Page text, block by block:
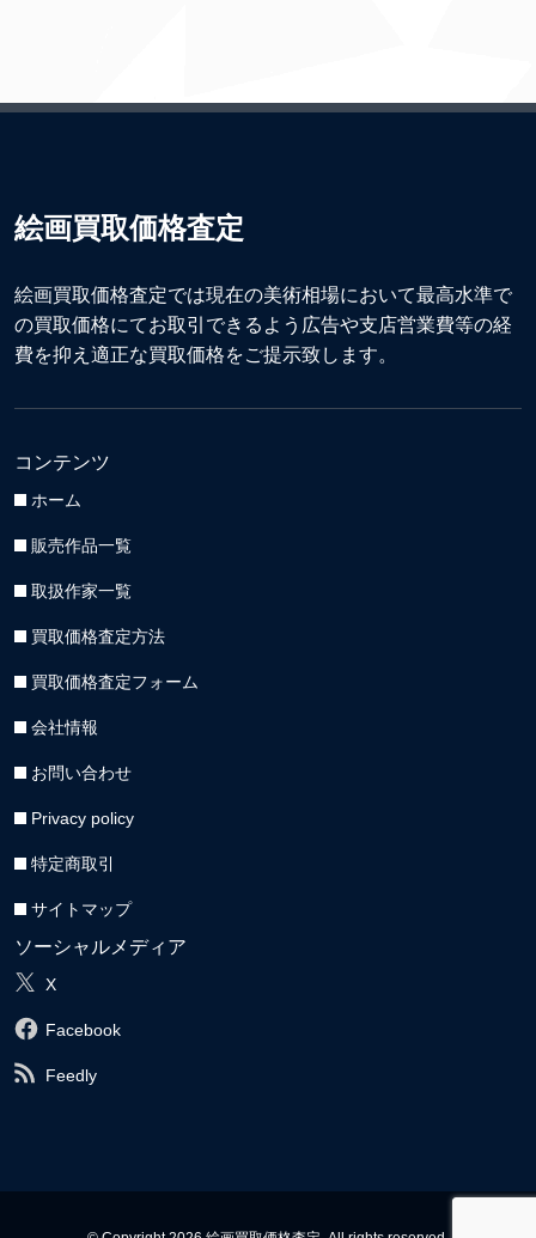
絵画買取価格査定
絵画買取価格査定では現在の美術相場において最高水準で
の買取価格にてお取引できるよう広告や支店営業費等の経
費を抑え適正な買取価格をご提示致します。
コンテンツ
ホーム
販売作品一覧
取扱作家一覧
買取価格査定方法
買取価格査定フォーム
会社情報
お問い合わせ
Privacy policy
特定商取引
サイトマップ
ソーシャルメディア
X
Facebook
Feedly